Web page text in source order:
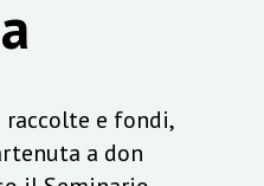
e fondi,
a don